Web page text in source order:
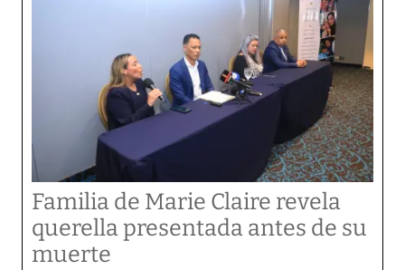
Familia de Marie Claire revela
querella presentada antes de su
muerte